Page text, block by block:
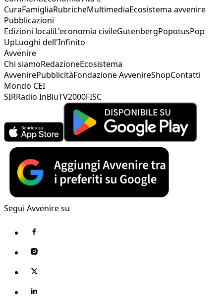
CuraFamigliaRubricheMultimediaEcosistema avvenire
Pubblicazioni
Edizioni localiL'economia civileGutenbergPopotusPop
UpLuoghi dell'Infinito
Avvenire
Chi siamoRedazioneEcosistema
AvvenirePubblicitàFondazione AvvenireShopContatti
Mondo CEI
SIRRadio InBluTV2000FISC
Segui Avvenire su